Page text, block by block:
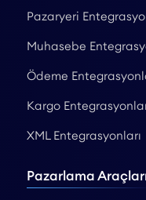
Pazaryeri
Muhasebe
Ödeme
Kargo
XML Entegrasyonları
Pazarlama